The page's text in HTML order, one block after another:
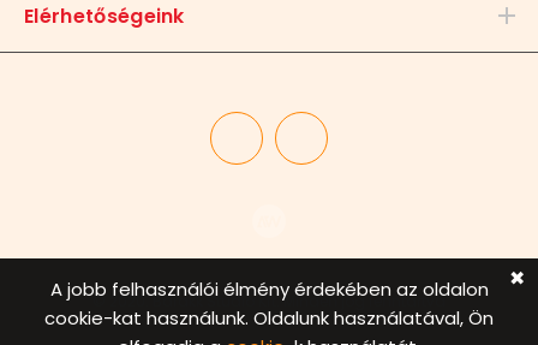
Elérhetőségeink
© 2020. Barakk Studio Kft. Minden jog fenntartva
A jobb felhasználói élmény érdekében az oldalon
cookie-kat használunk. Oldalunk használatával, Ön
✖